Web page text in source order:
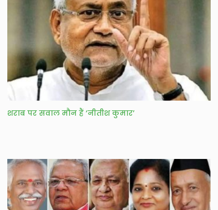
शराब पर सवाल मौन हैं ‘नीतीश कुमार’